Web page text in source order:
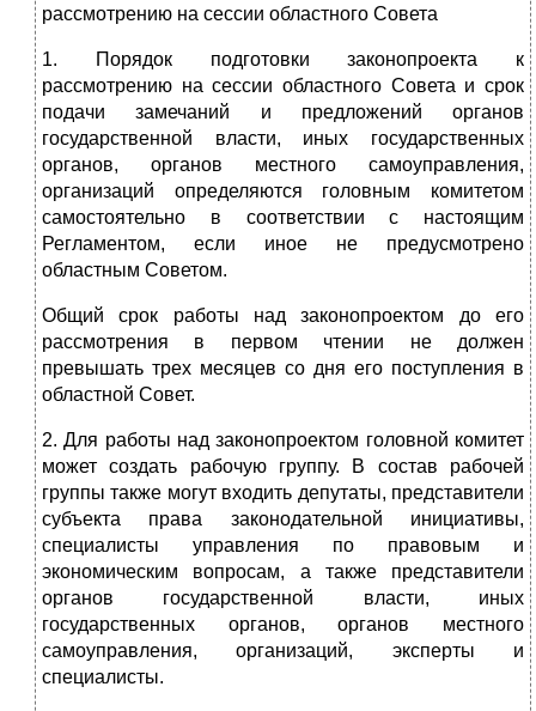
рассмотрению на сессии областного Совета
1. Порядок подготовки законопроекта к
рассмотрению на сессии областного Совета и срок
подачи замечаний и предложений органов
государственной власти, иных государственных
органов, органов местного самоуправления,
организаций определяются головным комитетом
самостоятельно в соответствии с настоящим
Регламентом, если иное не предусмотрено
областным Советом.
Общий срок работы над законопроектом до его
рассмотрения в первом чтении не должен
превышать трех месяцев со дня его поступления в
областной Совет.
2. Для работы над законопроектом головной комитет
может создать рабочую группу. В состав рабочей
группы также могут входить депутаты, представители
субъекта права законодательной инициативы,
специалисты управления по правовым и
экономическим вопросам, а также представители
органов государственной власти, иных
государственных органов, органов местного
самоуправления, организаций, эксперты и
специалисты.